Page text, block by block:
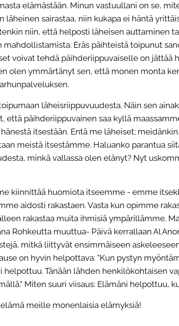
elämästään. Minun vastuullani on se,
sairastaa, niin kukapa ei häntä
niin, että helposti läheisen auttaminen
Eräs päihteistä toipunut
voivat tehdä päihderiippuvaiselle on jättää
olen ymmärtänyt sen, että monen monta
läheisriippuvuudesta. Näin sen
päihderiippuvainen saa kyllä
itsestään. Entä me läheiset; meidänkin
meistä itsestämme. Haluanko parantua
minkä vallassa olen elänyt? Nyt
kiinnittää huomiota itseemme - emme
aidosti rakastaen. Vasta kun opimme
rakastaa muita ihmisiä ympärillämme.
Rohkeutta muuttua- Päivä kerrallaan Al
mitkä liittyvät ensimmäiseen
on hyvin helpottava: "Kun pystyn
Tänään lähden henkilökohtaisen
Miten suuri viisaus: Elämäni helpottuu,
meille monenlaisia elämyksiä!